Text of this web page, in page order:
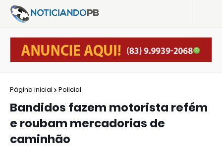
Página inicial Policial
Bandidos fazem motorista refém
e roubam mercadorias de
caminhão